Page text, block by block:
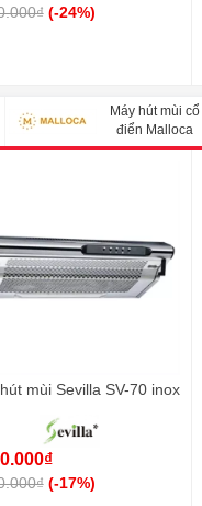
(-24%)
Máy hút mùi cổ
điển Malloca
mùi Sevilla SV-70 inox
(-17%)